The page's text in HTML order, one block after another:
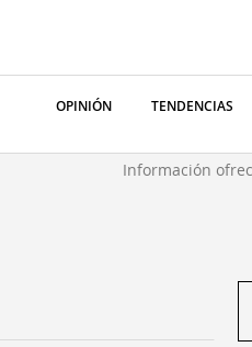
OPINIÓN TENDENCIAS
Información